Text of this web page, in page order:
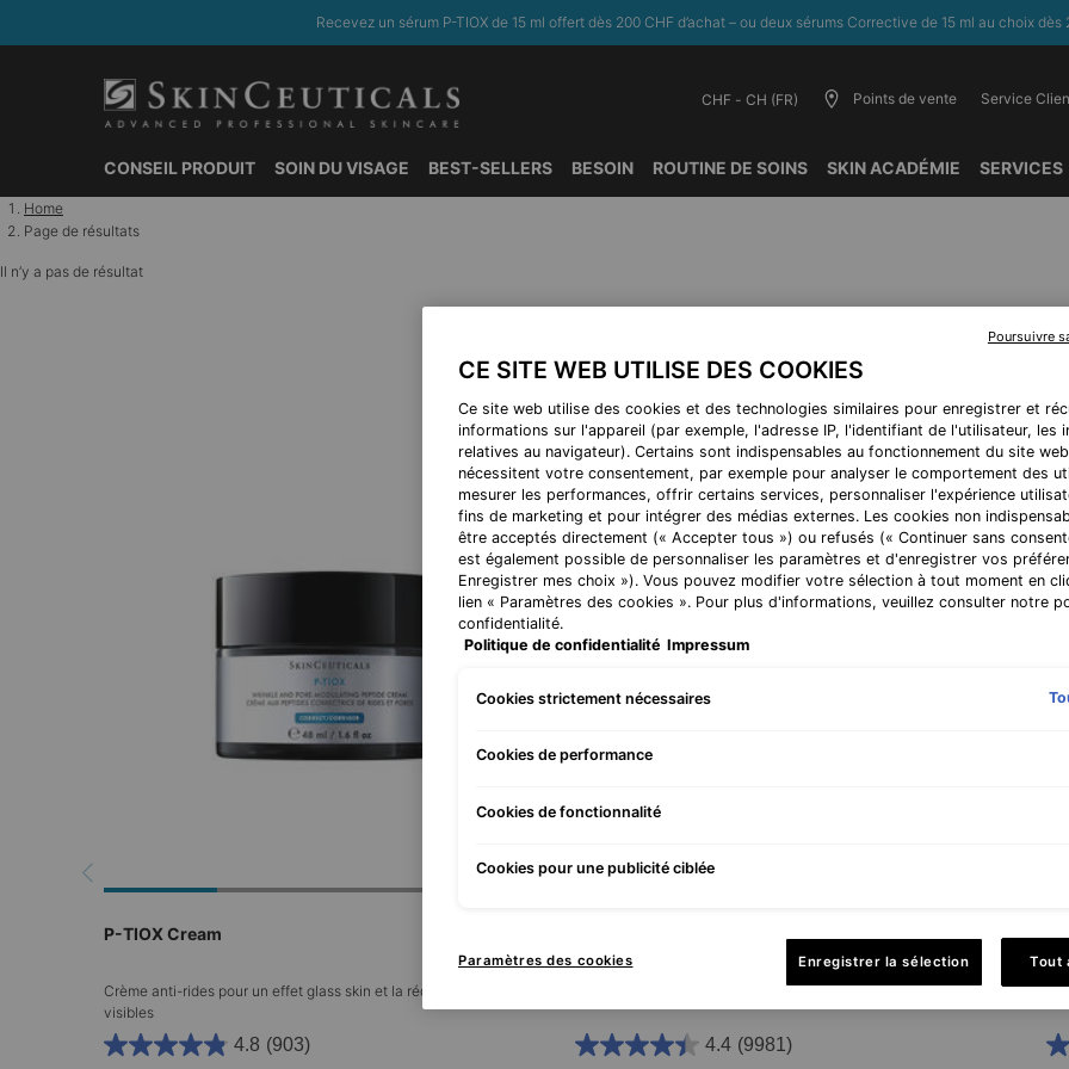
Recevez un sérum P-TIOX de 15 ml offert dès 200 CHF d’achat – ou deux sérums Corrective de 15 ml au choix dès
CHF - CH (FR) Points de vente Service
CONSEIL PRODUIT SOIN DU VISAGE BEST-SELLERS BESOIN ROUTINE DE SOINS SKIN ACADÉMIE SERVICES
Contenu principal
Home
Page de résultats
Il n’y a pas de résultat
COMPLÉTEZ VOTRE ROUTINE
P-TIOX Cream
Crème anti-rides pour un effet glass skin et la réduction des pores
visibles
4.8 (903)
BEST-SELLER
Sérum Antioxydant Rides et Fermeté
4.4 (9981)
CE SITE WEB UTILISE DES COOKIES
Ce site web utilise des cookies et des technologies similaires pour enregistrer et
informations sur l'appareil (par exemple, l'adresse IP, l'identifiant de l'utilisateur, les
relatives au navigateur). Certains sont indispensables au fonctionnement du site
nécessitent votre consentement, par exemple pour analyser le comportement des
mesurer les performances, offrir certains services, personnaliser l'expérience
fins de marketing et pour intégrer des médias externes. Les cookies non
être acceptés directement (« Accepter tous ») ou refusés (« Continuer sans
est également possible de personnaliser les paramètres et d'enregistrer vos
Enregistrer mes choix »). Vous pouvez modifier votre sélection à tout moment en
lien « Paramètres des cookies ». Pour plus d'informations, veuillez consulter notre
confidentialité.
Politique de confidentialité Impressum
Cookies strictement nécessaires
Cookies de performance
Cookies de fonctionnalité
Cookies pour une publicité ciblée
Paramètres des cookies Enregistrer la sélection Tout
Poursuivre